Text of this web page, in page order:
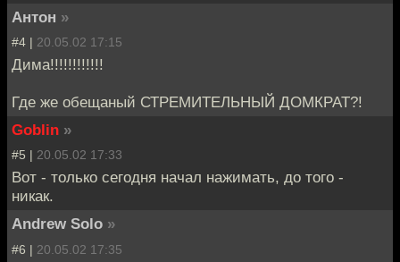
Антон »
#4 | 20.05.02 17:15
Дима!!!!!!!!!!!!
Где же обещаный СТРЕМИТЕЛЬНЫЙ ДОМКРАТ?!
Goblin »
#5 | 20.05.02 17:33
Вот - только сегодня начал нажимать, до того -
никак.
Andrew Solo »
#6 | 20.05.02 17:35